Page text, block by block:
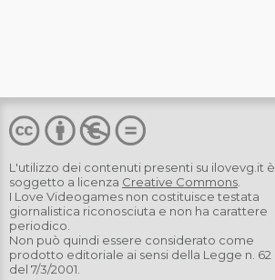
L'utilizzo dei contenuti presenti su ilovevg.it è
soggetto a licenza Creative Commons.
I Love Videogames non costituisce testata
giornalistica riconosciuta e non ha carattere
periodico.
Non può quindi essere considerato come
prodotto editoriale ai sensi della Legge n. 62
del 7/3/2001.